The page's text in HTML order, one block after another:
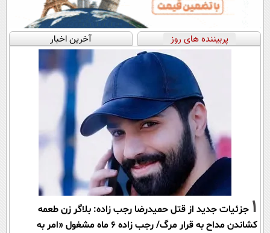
پربیننده های روز آخرین اخبار
1 جزئیات جدید از قتل حمیدرضا رجب زاده: بلاگر زن طعمه
کشاندن مداح به قرار مرگ/ رجب زاده 6 ماه مشغول «امر به